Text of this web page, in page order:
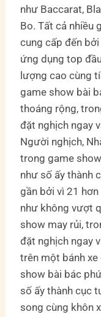
như Baccarat,
Bo. Tất cả nhiều
cung cấp đến
ứng dụng top
lượng cao cùng
game show bài
thoáng rộng,
đặt nghịch ngay
Người nghịch,
trong game
như số ấy thành
gần bởi vì 21
như không vượt
show may rủi,
đặt nghịch ngay
trên một bánh
show bài bác
số ấy thành cục
song cùng khôn